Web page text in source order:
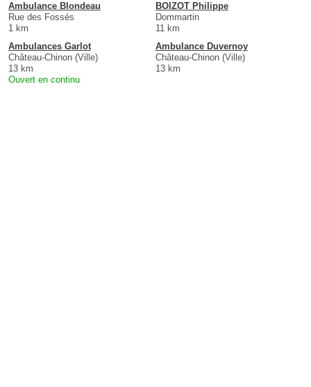
Ambulance Blondeau
Rue des Fossés
1 km
BOIZOT Philippe
Dommartin
11 km
Ambulances Garlot
Château-Chinon (Ville)
13 km
Ouvert en continu
Ambulance Duvernoy
Château-Chinon (Ville)
13 km